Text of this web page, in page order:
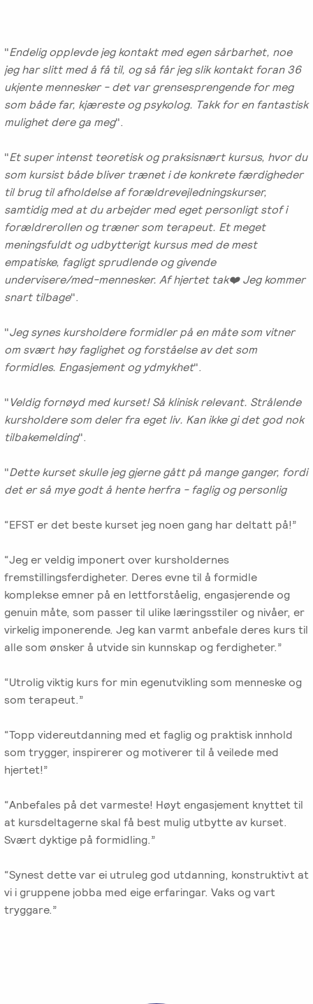
"Endelig opplevde jeg kontakt med egen sårbarhet, noe
jeg har slitt med å få til, og så får jeg slik kontakt foran 36
ukjente mennesker - det var grensesprengende for meg
som både far, kjæreste og psykolog. Takk for en fantastisk
mulighet dere ga meg".
"Et super intenst teoretisk og praksisnært kursus, hvor du
som kursist både bliver trænet i de konkrete færdigheder
til brug til afholdelse af forældrevejledningskurser,
samtidig med at du arbejder med eget personligt stof i
forældrerollen og træner som terapeut. Et meget
meningsfuldt og udbytterigt kursus med de mest
empatiske, fagligt sprudlende og givende
undervisere/med-mennesker. Af hjertet tak❤️ Jeg kommer
snart tilbage".
"Jeg synes kursholdere formidler på en måte som vitner
om svært høy faglighet og forståelse av det som
formidles. Engasjement og ydmykhet".
"Veldig fornøyd med kurset! Så klinisk relevant. Strålende
kursholdere som deler fra eget liv. Kan ikke gi det god nok
tilbakemelding".
"Dette kurset skulle jeg gjerne gått på mange ganger, fordi
det er så mye godt å hente herfra - faglig og personlig
“EFST er det beste kurset jeg noen gang har deltatt på!”
“Jeg er veldig imponert over kursholdernes
fremstillingsferdigheter. Deres evne til å formidle
komplekse emner på en lettforståelig, engasjerende og
genuin måte, som passer til ulike læringsstiler og nivåer, er
virkelig imponerende. Jeg kan varmt anbefale deres kurs til
alle som ønsker å utvide sin kunnskap og ferdigheter.”
“Utrolig viktig kurs for min egenutvikling som menneske og
som terapeut.”
“Topp videreutdanning med et faglig og praktisk innhold
som trygger, inspirerer og motiverer til å veilede med
hjertet!”
“Anbefales på det varmeste! Høyt engasjement knyttet til
at kursdeltagerne skal få best mulig utbytte av kurset.
Svært dyktige på formidling.”
“Synest dette var ei utruleg god utdanning, konstruktivt at
vi i gruppene jobba med eige erfaringar. Vaks og vart
tryggare.”